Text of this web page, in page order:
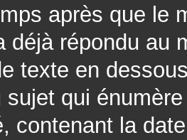
après que le
déjà répondu au
texte en
sujet qui
contenant la